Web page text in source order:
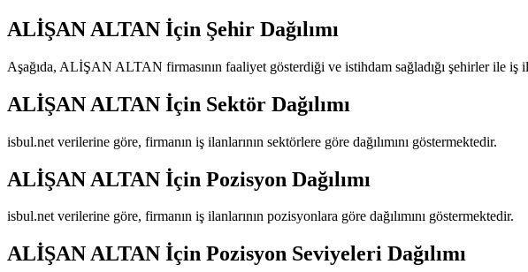
ALİŞAN ALTAN İçin Şehir Dağılımı
Aşağıda, ALİŞAN ALTAN firmasının faaliyet gösterdiği ve istihdam sağladığı şehirler ile iş
ALİŞAN ALTAN İçin Sektör Dağılımı
isbul.net verilerine göre, firmanın iş ilanlarının sektörlere göre dağılımını göstermektedir.
ALİŞAN ALTAN İçin Pozisyon Dağılımı
isbul.net verilerine göre, firmanın iş ilanlarının pozisyonlara göre dağılımını göstermektedir.
ALİŞAN ALTAN İçin Pozisyon Seviyeleri Dağılımı